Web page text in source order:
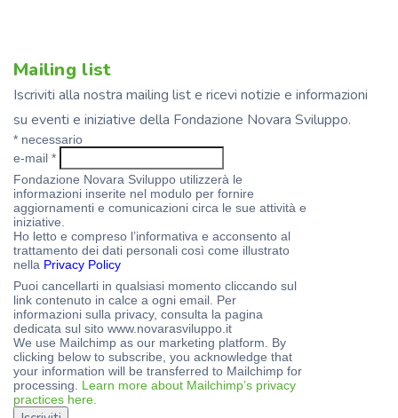
Mailing list
Iscriviti alla nostra mailing list e ricevi notizie e informazioni
su eventi e iniziative della Fondazione Novara Sviluppo.
* necessario
e-mail *
Fondazione Novara Sviluppo utilizzerà le
informazioni inserite nel modulo per fornire
aggiornamenti e comunicazioni circa le sue attività e
iniziative.
Ho letto e compreso l’informativa e acconsento al
trattamento dei dati personali così come illustrato
nella Privacy Policy
Puoi cancellarti in qualsiasi momento cliccando sul
link contenuto in calce a ogni email. Per
informazioni sulla privacy, consulta la pagina
dedicata sul sito www.novarasviluppo.it
We use Mailchimp as our marketing platform. By
clicking below to subscribe, you acknowledge that
your information will be transferred to Mailchimp for
processing. Learn more about Mailchimp’s privacy
practices here.